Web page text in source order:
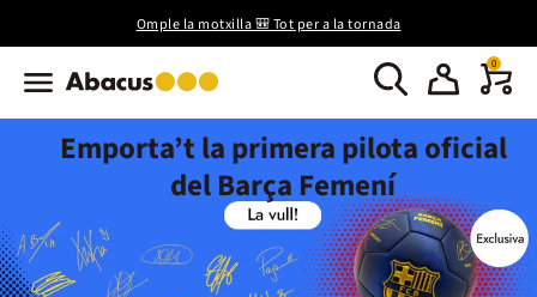
Omple la motxilla 🎒 Tot per a la tornada
0
Emporta’t la primera pilota oficial
del Barça Femení